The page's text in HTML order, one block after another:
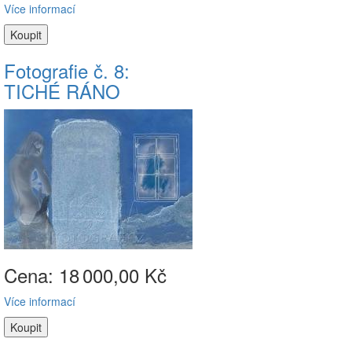
Více informací
Fotografie č. 8:
TICHÉ RÁNO
Cena: 18000,00 Kč
Více informací